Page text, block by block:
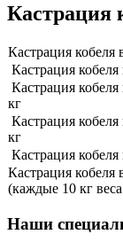
Кастрация
Кастрация кобеля
Кастрация
Кастрация
кг
Кастрация
кг
Кастрация
Кастрация
(каждые 10 кг
Наши